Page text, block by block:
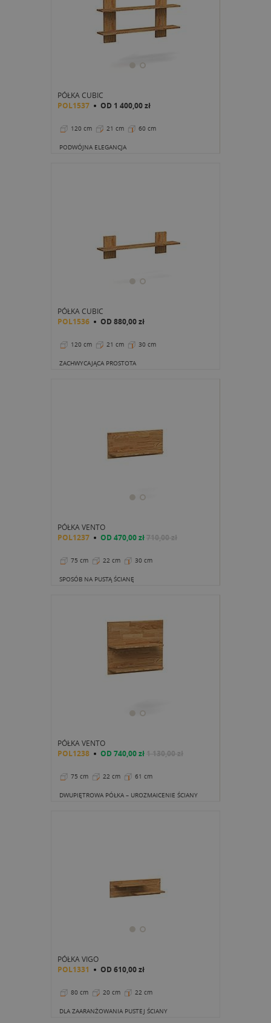
PÓŁKA CUBIC
POL1537 OD 1 400,00 zł
120 cm 21 cm 60 cm
PODWÓJNA ELEGANCJA
PÓŁKA CUBIC
POL1536 OD 880,00 zł
120 cm 21 cm 30 cm
ZACHWYCAJĄCA PROSTOTA
PÓŁKA VENTO
POL1237 OD 470,00 zł710,00 zł
75 cm 22 cm 30 cm
SPOSÓB NA PUSTĄ ŚCIANĘ
PÓŁKA VENTO
POL1238 OD 740,00 zł1 130,00 zł
75 cm 22 cm 61 cm
DWUPIĘTROWA PÓŁKA – UROZMAICENIE ŚCIANY
PÓŁKA VIGO
POL1331 OD 610,00 zł
80 cm 20 cm 22 cm
DLA ZAARANŻOWANIA PUSTEJ ŚCIANY